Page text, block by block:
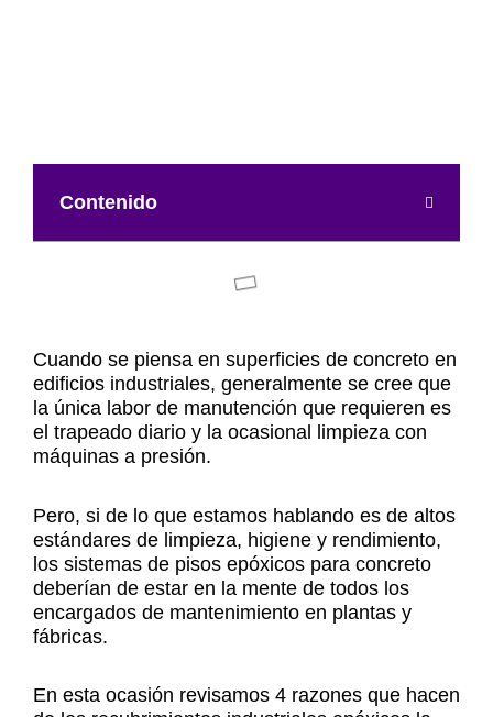
Contenido
Cuando se piensa en superficies de concreto en
edificios industriales, generalmente se cree que
la única labor de manutención que requieren es
el trapeado diario y la ocasional limpieza con
máquinas a presión.
Pero, si de lo que estamos hablando es de altos
estándares de limpieza, higiene y rendimiento,
los sistemas de pisos epóxicos para concreto
deberían de estar en la mente de todos los
encargados de mantenimiento en plantas y
fábricas.
En esta ocasión revisamos 4 razones que hacen